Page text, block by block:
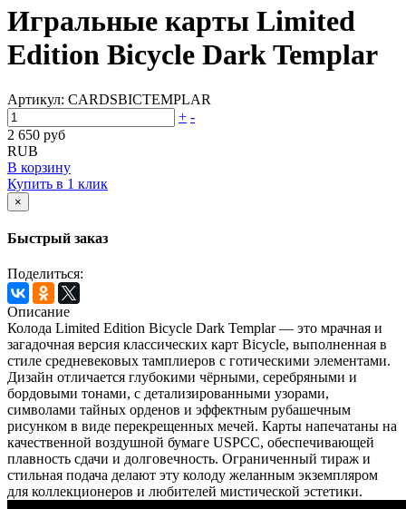
Игральные карты Limited
Edition Bicycle Dark Templar
Артикул: CARDSBICTEMPLAR
+ -
2 650 руб
RUB
В корзину
Купить в 1 клик
×
Быстрый заказ
Поделиться:
Описание
Колода Limited Edition Bicycle Dark Templar — это мрачная и
загадочная версия классических карт Bicycle, выполненная в
стиле средневековых тамплиеров с готическими элементами.
Дизайн отличается глубокими чёрными, серебряными и
бордовыми тонами, с детализированными узорами,
символами тайных орденов и эффектным рубашечным
рисунком в виде перекрещенных мечей. Карты напечатаны на
качественной воздушной бумаге USPCC, обеспечивающей
плавность сдачи и долговечность. Ограниченный тираж и
стильная подача делают эту колоду желанным экземпляром
для коллекционеров и любителей мистической эстетики.